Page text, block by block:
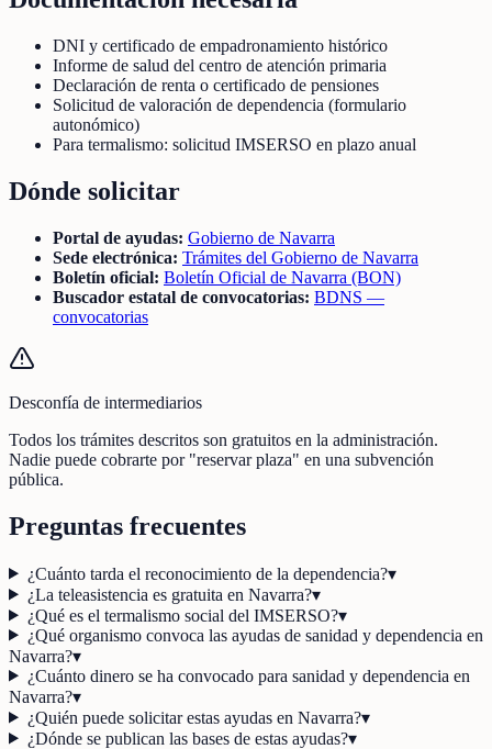
DNI y certificado de empadronamiento histórico
Informe de salud del centro de atención primaria
Declaración de renta o certificado de pensiones
Solicitud de valoración de dependencia (formulario
autonómico)
Para termalismo: solicitud IMSERSO en plazo anual
Dónde solicitar
Portal de ayudas: Gobierno de Navarra
Sede electrónica: Trámites del Gobierno de Navarra
Boletín oficial: Boletín Oficial de Navarra (BON)
Buscador estatal de convocatorias: BDNS —
convocatorias
Desconfía de intermediarios
Todos los trámites descritos son gratuitos en la administración.
Nadie puede cobrarte por "reservar plaza" en una subvención
pública.
Preguntas frecuentes
¿Cuánto tarda el reconocimiento de la dependencia?▾
¿La teleasistencia es gratuita en Navarra?▾
¿Qué es el termalismo social del IMSERSO?▾
¿Qué organismo convoca las ayudas de sanidad y dependencia en
Navarra?▾
¿Cuánto dinero se ha convocado para sanidad y dependencia en
Navarra?▾
¿Quién puede solicitar estas ayudas en Navarra?▾
¿Dónde se publican las bases de estas ayudas?▾